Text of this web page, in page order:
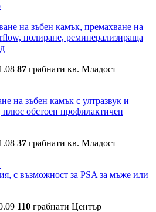
на зъбен камък, премахване на
полиране, реминерализираща
87 грабнати кв. Младост
на зъбен камък с ултразвук и
плюс обстоен профилактичен
37 грабнати кв. Младост
с възможност за PSA за мъже или
110 грабнати Център